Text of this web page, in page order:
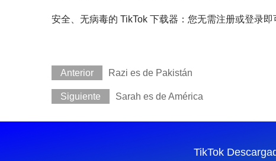
安全、无病毒的 TikTok 下载器：您无需注册或登录
Anterior Razi es de Pakistán
Siguiente Sarah es de América
TikTok